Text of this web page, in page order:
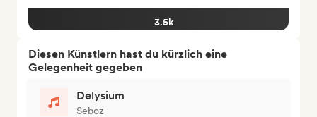
3.5k
Diesen Künstlern hast du kürzlich eine
Gelegenheit gegeben
Delysium
Seboz